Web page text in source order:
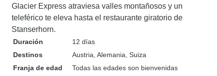
Glacier Express atraviesa valles montañosos y un
teleférico te eleva hasta el restaurante giratorio de
Stanserhorn.
Duración
12 días
Destinos
Austria , Alemania , Suiza
Franja de edad
Todas las edades son bienvenidas